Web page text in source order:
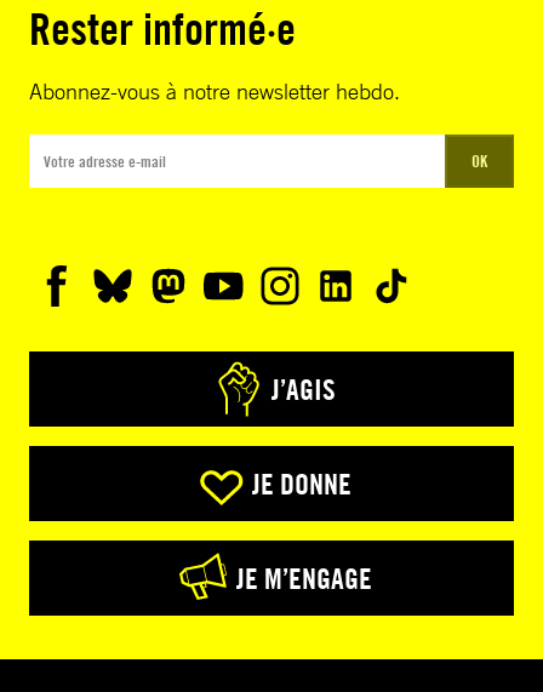
Rester informé·e
Abonnez-vous à notre newsletter hebdo.
OK
J’AGIS
JE DONNE
JE M’ENGAGE